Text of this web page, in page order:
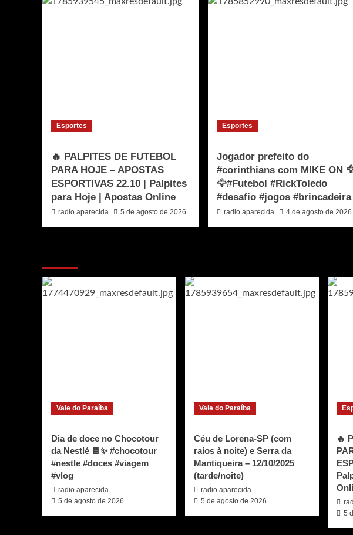
Esportes
🔥 PALPITES DE FUTEBOL
PARA HOJE – APOSTAS
ESPORTIVAS 22.10 | Palpites
para Hoje | Apostas Online
radio.aparecida 5 de agosto de 2026
Esportes
Jogador prefeito do
#corinthians com MIKE ON
🦅#Futebol #RickToledo
#desafio #jogos #brincadeira
radio.aparecida 4 de agosto de 2026
Vale do Paraíba
Dia de doce no Chocotour
da Nestlé 🍫✨ #chocotour
#nestle #doces #viagem
#vlog
radio.aparecida
5 de agosto de 2026
Vale do Paraíba
Céu de Lorena-SP (com
raios à noite) e Serra da
Mantiqueira – 12/10/2025
(tarde/noite)
radio.aparecida
5 de agosto de 2026
🔥
5